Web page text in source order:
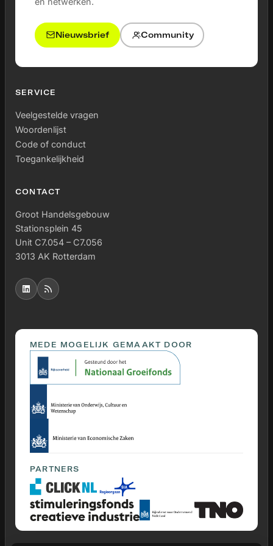
Nieuwsbrief Community
SERVICE
Veelgestelde vragen
Woordenlijst
Code of conduct
Toegankelijkheid
CONTACT
Groot Handelsgebouw
Stationsplein 45
Unit C7.054 – C7.056
3013 AK Rotterdam
MEDE MOGELIJK GEMAAKT DOOR
PARTNERS